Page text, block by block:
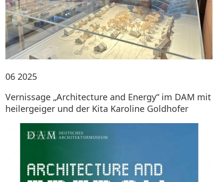
06 2025
Vernissage „Architecture and Energy“ im DAM mit
heilergeiger und der Kita Karoline Goldhofer